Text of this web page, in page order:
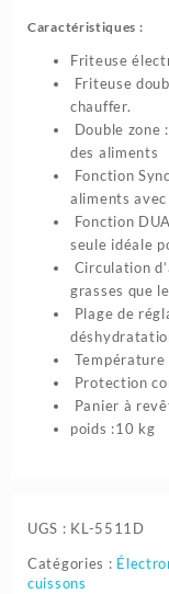
Caractéristiques :
Friteuse
Friteuse
chauffer.
Double zone
des aliments
Fonction
aliments
Fonction
seule idéale
Circulation
grasses que
Plage de
Protection
Panier à
poids :10 kg
UGS : KL-5511D
Catégories :
cuissons